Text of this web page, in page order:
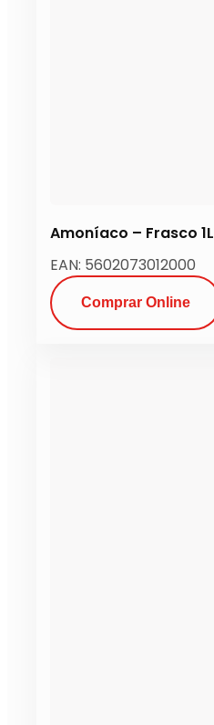
Amoníaco – Frasco 1L
EAN: 5602073012000
Comprar Online